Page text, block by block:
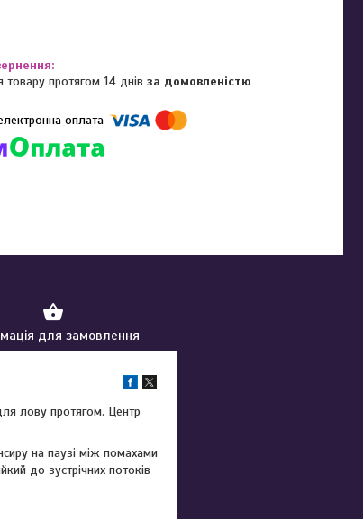
товару протягом 14 днівза домовленістю
для замовлення
лову протягом. Центр
на паузі між помахами
до зустрічних потоків